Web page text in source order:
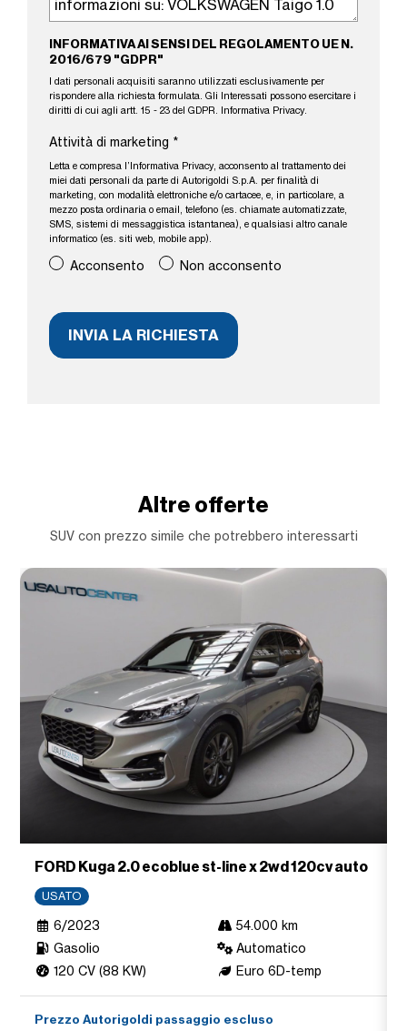
INFORMATIVA AI SENSI DEL REGOLAMENTO UE N.
2016/679 "GDPR"
I dati personali acquisiti saranno utilizzati esclusivamente per
rispondere alla richiesta formulata. Gli Interessati possono esercitare i
diritti di cui agli artt. 15 - 23 del GDPR.
Informativa Privacy.
Attività di marketing *
Letta e compresa l’ Informativa Privacy, acconsento al trattamento dei
miei dati personali da parte di Autorigoldi S.p.A. per finalità di
marketing, con modalità elettroniche e/o cartacee, e, in particolare, a
mezzo posta ordinaria o email, telefono (es. chiamate automatizzate,
SMS, sistemi di messaggistica istantanea), e qualsiasi altro canale
informatico (es. siti web, mobile app).
Acconsento Non acconsento
Altre offerte
SUV con prezzo simile che potrebbero interessarti
FORD Kuga 2.0 ecoblue st-line x 2wd 120cv auto
USATO
6/2023
54.000 km
Gasolio
Automatico
120 CV (88 KW)
Euro 6D-temp
Prezzo Autorigoldi passaggio escluso